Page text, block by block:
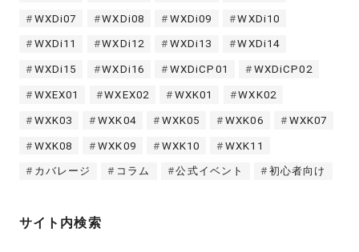
WXDi07 WXDi08 WXDi09 WXDi10
WXDi11 WXDi12 WXDi13 WXDi14
WXDi15 WXDi16 WXDiCP01 WXDiCP02
WXEX01 WXEX02 WXK01 WXK02
WXK03 WXK04 WXK05 WXK06 WXK07
WXK08 WXK09 WXK10 WXK11
カバレージ コラム 公式イベント 初心者向け
サイト内検索